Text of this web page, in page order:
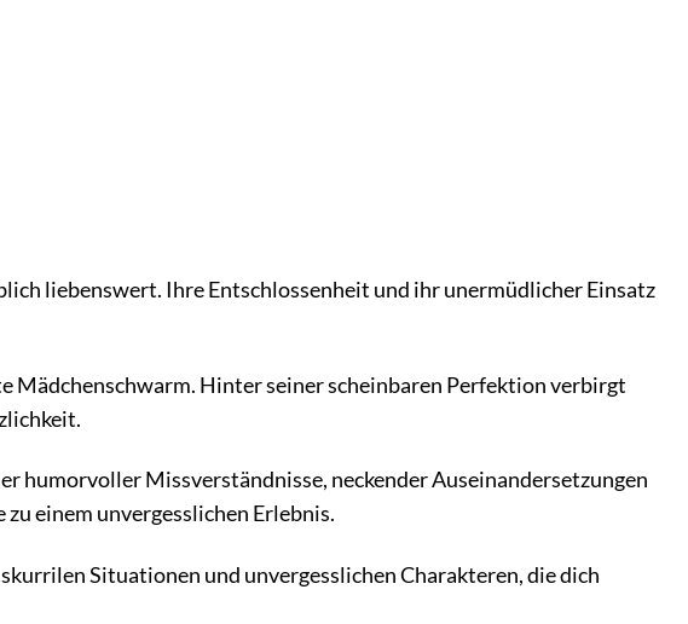
liebenswert. Ihre Entschlossenheit und ihr unermüdlicher Einsatz
Mädchenschwarm. Hinter seiner scheinbaren Perfektion verbirgt
humorvoller Missverständnisse, neckender Auseinandersetzungen
einem unvergesslichen Erlebnis.
Situationen und unvergesslichen Charakteren, die dich